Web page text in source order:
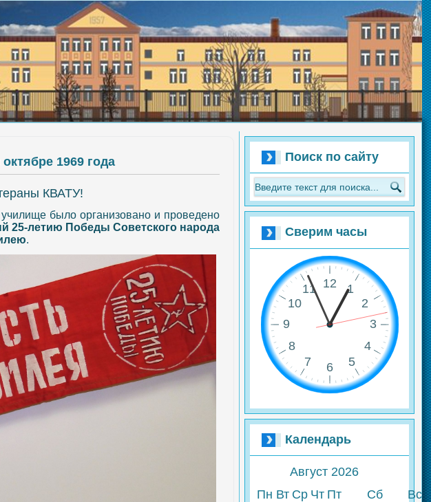
1969 года
КВАТУ!
было организовано и проведено
25-летию Победы Советского народа
.
Поиск по сайту
Сверим часы
Календарь
Август 2026
Пн Вт Ср Чт Пт Сб Вс